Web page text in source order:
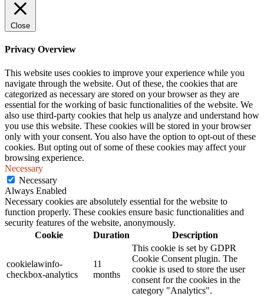
Close
Privacy Overview
This website uses cookies to improve your experience while you
navigate through the website. Out of these, the cookies that are
categorized as necessary are stored on your browser as they are
essential for the working of basic functionalities of the website. We
also use third-party cookies that help us analyze and understand how
you use this website. These cookies will be stored in your browser
only with your consent. You also have the option to opt-out of these
cookies. But opting out of some of these cookies may affect your
browsing experience.
Necessary
Necessary
Always Enabled
Necessary cookies are absolutely essential for the website to
function properly. These cookies ensure basic functionalities and
security features of the website, anonymously.
Cookie
Duration Description
cookielawinfo-
checkbox-analytics
11
months
This cookie is set by GDPR
Cookie Consent plugin. The
cookie is used to store the user
consent for the cookies in the
category "Analytics".